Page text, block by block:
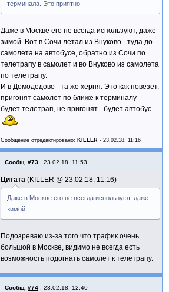
терминала. Это приятно.
Даже в Москве его не всегда используют, даже
зимой. Вот в Сочи летал из Внуково - туда до
самолета на автобусе, обратно из Сочи по
телетрапу в самолет и во Внуково из самолета
по телетрапу.
И в Домодедово - та же херня. Это как повезет,
пригонят самолет по ближе к терминалу -
будет телетрап, не пригонят - будет автобус
Сообщение отредактировано: KILLER - 23.02.18, 11:16
Сообщ. #73 23.02.18, 11:53
Цитата KILLER @ 23.02.18, 11:16
Даже в Москве его не всегда используют, даже
зимой
Подозреваю из-за того что трафик очень
большой в Москве, видимо не всегда есть
возможность подогнать самолет к телетрапу.
Сообщ. #74 23.02.18, 12:40